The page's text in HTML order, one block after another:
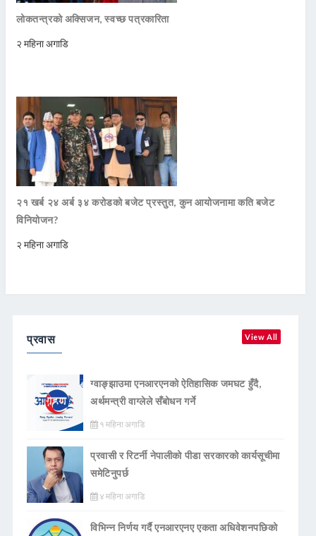
लोकतन्त्रको अक्सिजन, स्वच्छ पत्रकारिता
२ महिना अगाडि
२१ खर्ब २४ अर्ब ३४ करोडको बजेट प्रस्तुत, कुन आयोजनामा कति बजेट
विनियोजन?
२ महिना अगाडि
प्रवास View All
ग्वाङ्झाउमा एनआरएनको ऐतिहासिक जमघट हुँदै,
अर्थमन्त्री वाग्लेले सँबोधन गर्ने
१ महिना अगाडि
प्रवासी र रिटर्नी नेपालीको पीडा सरकारको कार्यसूचीमा
समेटिनुपर्छ
४ महिना अगाडि
विभिन्न निर्णय गर्दै एनआरएनए एकता अधिवेशनपछिको